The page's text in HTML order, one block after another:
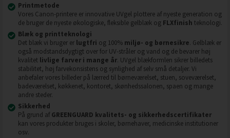
Printmetode
Vores Canon-printere er innovative UVgel plottere af nyeste generation og
de bruger de nyeste økologiske, fleksible gelblæk og FLXfinish teknologi.
Blæk og printteknologi
Det blæk vi bruger er lugtfri og 100% miljø- og børnesikre. Gelblæk er
også modstandsdygtigt over for UV-stråler og vand og de bevarer høj
kvalitet livlige farver i mange år. UVgel blækformlen sikrer billedets
stabilitet, høj farvekonsistens og synlighed af selv små detaljer. Vi
anbefaler vores billeder på lærred til børneværelset, stuen, soveværelset,
badeværelset, køkkenet, kontoret, skønhedssalonen, spaen og mange
andre steder.
Sikkerhed
På grund af GREENGUARD kvalitets- og sikkerhedscertifikater
kan vores produkter bruges i skoler, børnehaver, medicinske institutioner
osv.